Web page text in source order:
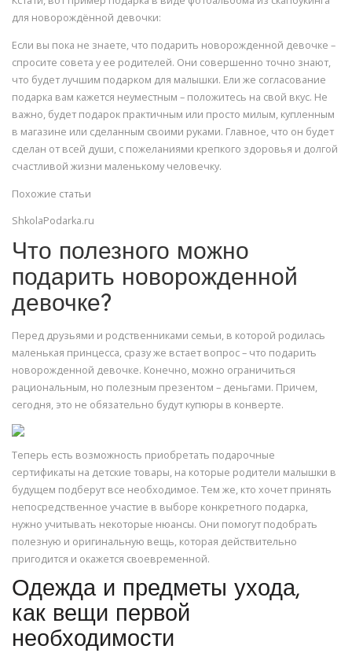
для новорождённой девочки:
Если вы пока не знаете, что подарить новорожденной девочке –
спросите совета у ее родителей. Они совершенно точно знают,
что будет лучшим подарком для малышки. Ели же согласование
подарка вам кажется неуместным – положитесь на свой вкус. Не
важно, будет подарок практичным или просто милым, купленным
в магазине или сделанным своими руками. Главное, что он будет
сделан от всей души, с пожеланиями крепкого здоровья и долгой
счастливой жизни маленькому человечку.
Похожие статьи
ShkolaPodarka.ru
Что полезного можно
подарить новорожденной
девочке?
Перед друзьями и родственниками семьи, в которой родилась
маленькая принцесса, сразу же встает вопрос – что подарить
новорожденной девочке. Конечно, можно ограничиться
рациональным, но полезным презентом – деньгами. Причем,
сегодня, это не обязательно будут купюры в конверте.
Теперь есть возможность приобретать подарочные
сертификаты на детские товары, на которые родители малышки в
будущем подберут все необходимое. Тем же, кто хочет принять
непосредственное участие в выборе конкретного подарка,
нужно учитывать некоторые нюансы. Они помогут подобрать
полезную и оригинальную вещь, которая действительно
пригодится и окажется своевременной.
Одежда и предметы ухода,
как вещи первой
необходимости